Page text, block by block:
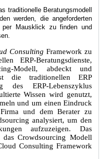
traditionelle Beratungsmodell
werden, die angeforderten
per Mausklick zu finden und
Consulting Framework zu
ERP-Beratungsdienste,
Modell, abdeckt und
die traditionellen ERP
des ERP-Lebenszyklus
Wissen wird genutzt,
und um einen Eindruck
und dem Berater zu
analysiert, um den
aufzuzeigen. Das
Crowdsourcing Modell
Consulting Framework